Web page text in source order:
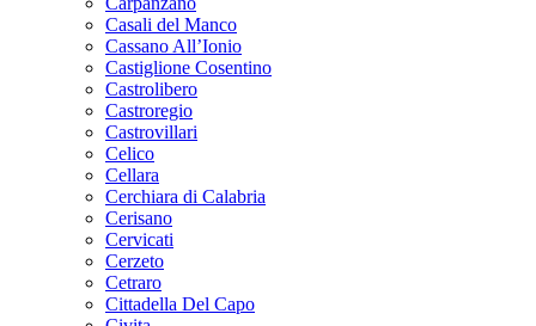
Casali del Manco
Cassano All’Ionio
Castiglione Cosentino
Castrolibero
Castroregio
Castrovillari
Celico
Cellara
Cerchiara di Calabria
Cerisano
Cervicati
Cerzeto
Cetraro
Cittadella Del Capo